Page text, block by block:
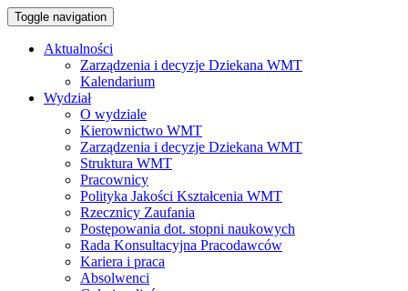
Toggle navigation
Aktualności
Zarządzenia i decyzje Dziekana WMT
Kalendarium
Wydział
O wydziale
Kierownictwo WMT
Zarządzenia i decyzje Dziekana WMT
Struktura WMT
Pracownicy
Polityka Jakości Kształcenia WMT
Rzecznicy Zaufania
Postępowania dot. stopni naukowych
Rada Konsultacyjna Pracodawców
Kariera i praca
Absolwenci